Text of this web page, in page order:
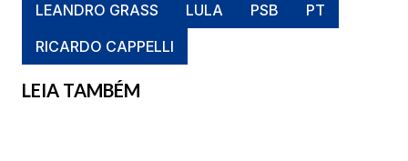
LEANDRO GRASS
LULA PSB
PT
RICARDO CAPPELLI
LEIA TAMBÉM